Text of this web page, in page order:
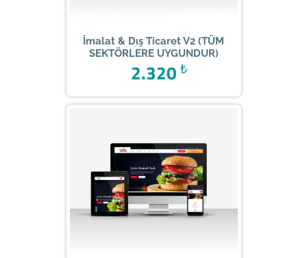
İmalat & Dış Ticaret V2 (TÜM
SEKTÖRLERE UYGUNDUR)
₺
2.320